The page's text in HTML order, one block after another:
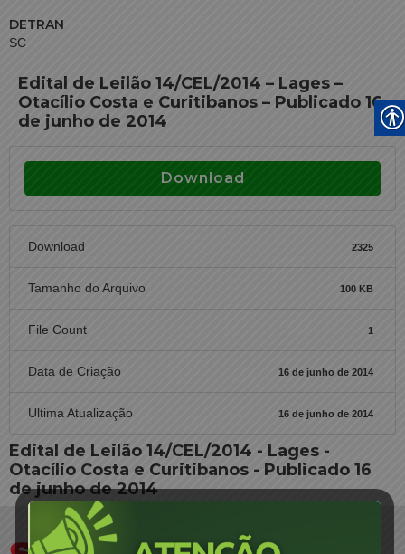
DETRAN
SC
Edital de Leilão 14/CEL/2014 – Lages –
Otacílio Costa e Curitibanos – Publicado 16
de junho de 2014
Download
Download 2325
Tamanho do Arquivo 100 KB
File Count 1
Data de Criação 16 de junho de 2014
Ultima Atualização 16 de junho de 2014
Edital de Leilão 14/CEL/2014 - Lages -
Otacílio Costa e Curitibanos - Publicado 16
de junho de 2014